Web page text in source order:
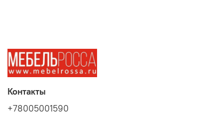
Контакты
+78005001590